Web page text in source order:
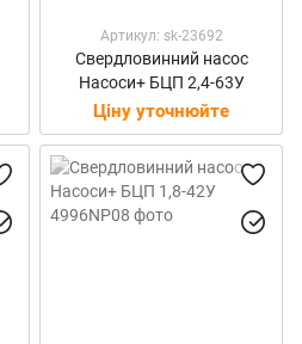
Артикул: sk-23692
Свердловинний насос
Насоси+ БЦП 2,4-63У
Ціну уточнюйте